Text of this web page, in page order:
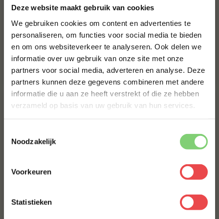
Deze website maakt gebruik van cookies
We gebruiken cookies om content en advertenties te
personaliseren, om functies voor social media te bieden
en om ons websiteverkeer te analyseren. Ook delen we
informatie over uw gebruik van onze site met onze
partners voor social media, adverteren en analyse. Deze
partners kunnen deze gegevens combineren met andere
informatie die u aan ze heeft verstrekt of die ze hebben
verzameld op basis van uw gebruik van hun services.
Noodzakelijk
Voorkeuren
Statistieken
recept
New
York
Hotdogs
recept
Iberico buikrib recept
Iberico
buikrib
recept
Bekijk het recept
over
Pork hammer recept
10% korting op je
eerste bestelling*
Schrijf je in voor onze nieuwsbrief en ontvang direct
10% korting op jouw eerste bestelling.
ACHTERNAAM